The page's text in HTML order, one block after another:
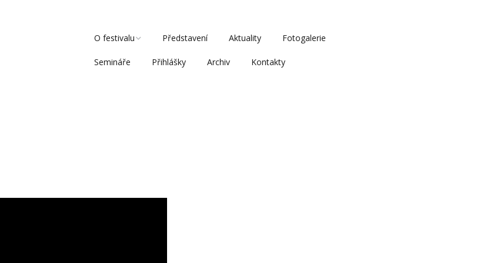
O festivalu
Pro média
Představení Aktuality Fotogalerie
Semináře Přihlášky Archiv Kontakty